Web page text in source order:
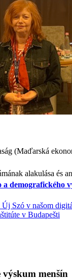
(Maďarská
alakulása és
a demografického
Szó v našom
v Budapešti
menšín